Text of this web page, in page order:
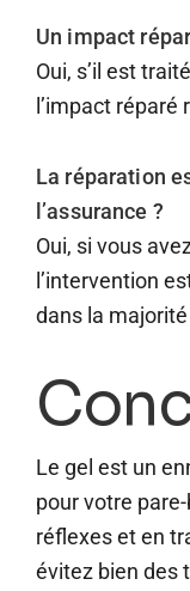
Un impact
Oui, s’il est
l’impact réparé
La réparation
l’assurance ?
Oui, si vous
l’intervention
dans la
Le gel est un
pour votre
réflexes et en
évitez bien des